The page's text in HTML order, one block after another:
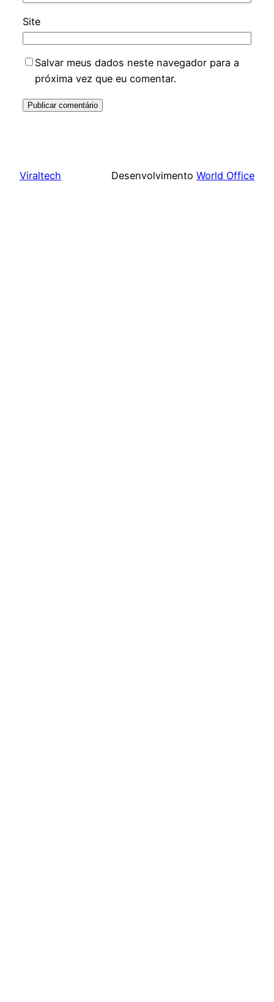
Site
Salvar meus dados neste navegador para a
próxima vez que eu comentar.
Viraltech Desenvolvimento World Office